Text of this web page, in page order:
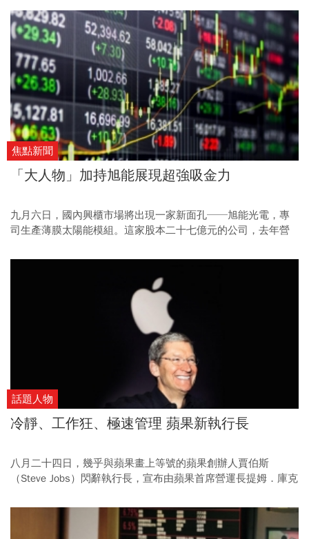
挑戰的董事長李焜耀稍微寬心一些。
焦點新聞
「大人物」加持旭能展現超強吸金力
九月六日，國內興櫃市場將出現一家新面孔──旭能光電，專
司生產薄膜太陽能模組。這家股本二十七億元的公司，去年營
一年獲利，卻已在資本市場上掀起話題。
話題人物
冷靜、工作狂、極速管理 蘋果新執行長
八月二十四日，幾乎與蘋果畫上等號的蘋果創辦人賈伯斯
（Steve Jobs）閃辭執行長，宣布由蘋果首席營運長提姆．庫克
果高峰不墜，是他接班的最大挑戰。